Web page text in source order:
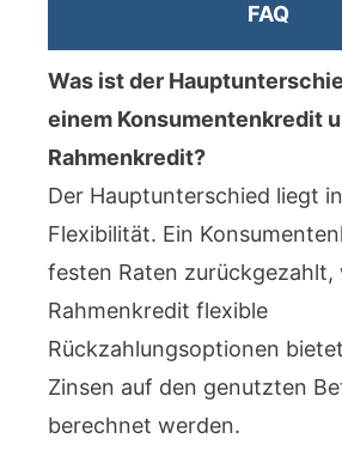
FAQ
Was ist der
einem Konsumentenkredit
Rahmenkredit?
Der Hauptunterschied liegt
Flexibilität. Ein
festen Raten zurückgezahlt,
Rahmenkredit flexible
Rückzahlungsoptionen
Zinsen auf den genutzten
berechnet werden.